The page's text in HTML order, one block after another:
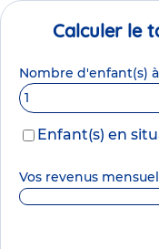
Calculer le
Nombre d'enfant(s)
1
Enfant(s) en
Vos revenus